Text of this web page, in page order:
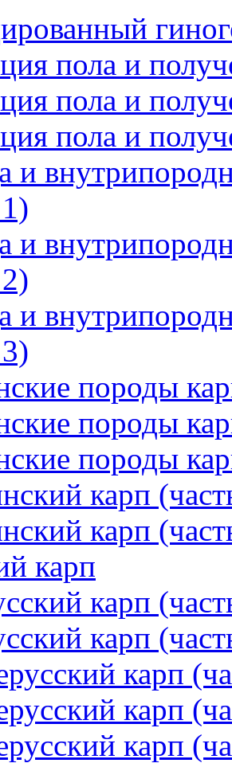
пола и
пола и
пола и
и
и
и
породы
породы
породы
карп
карп
карп
карп
карп
карп
карп
карп